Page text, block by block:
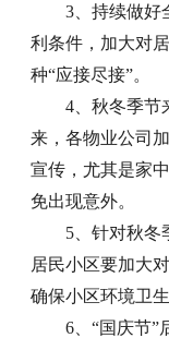
3、持续做好
利条件，加大对
种“应接尽接”。
4、秋冬季节
来，各物业公司
宣传，尤其是家
免出现意外。
5、针对秋冬
居民小区要加大
确保小区环境卫生
6、“国庆节”